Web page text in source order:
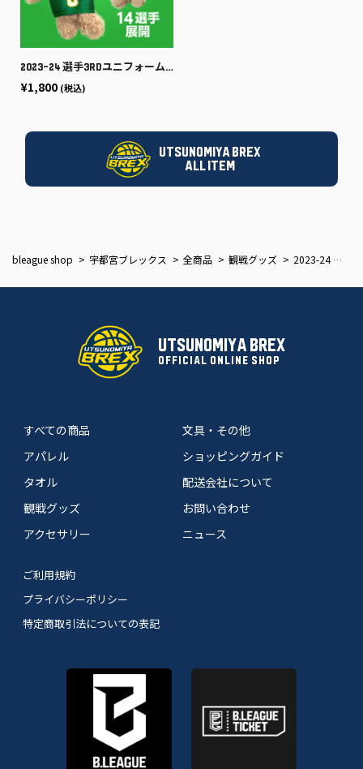
2023-24 選手3rdユニフォームベアストラップ
¥1,800 (税込)
UTSUNOMIYA BREX
ALL ITEM
bleague shop 宇都宮ブレックス 全商品 観戦グッズ 2023-24 選手アクリルキーホルダー(3rd)
UTSUNOMIYA BREX
OFFICIAL ONLINE SHOP
すべての商品
アパレル
タオル
観戦グッズ
アクセサリー
文具・その他
ショッピングガイド
配送会社について
お問い合わせ
ニュース
ご利用規約
プライバシーポリシー
特定商取引法についての表記